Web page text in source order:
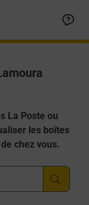
La Poste ou
les boîtes
chez vous.